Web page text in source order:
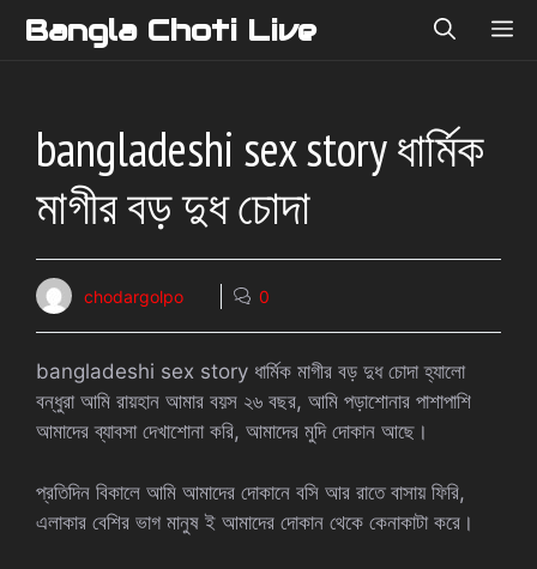
SkipBangla Choti Live
bangladeshi sex story ধার্মিক
মাগীর বড় দুধ চোদা
chodargolpo 0
bangladeshi sex story ধার্মিক মাগীর বড় দুধ চোদা হ্যালো
বন্ধুরা আমি রায়হান আমার বয়স ২৬ বছর, আমি পড়াশোনার পাশাপাশি
আমাদের ব্যাবসা দেখাশোনা করি, আমাদের মুদি দোকান আছে।
প্রতিদিন বিকালে আমি আমাদের দোকানে বসি আর রাতে বাসায় ফিরি,
এলাকার বেশির ভাগ মানুষ ই আমাদের দোকান থেকে কেনাকাটা করে।